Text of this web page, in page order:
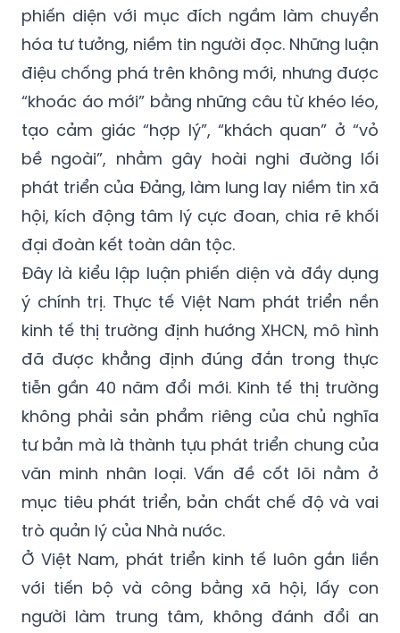
phiến diện với mục đích ngầm làm chuyển
hóa tư tưởng, niềm tin người đọc. Những luận
điệu chống phá trên không mới, nhưng được
“khoác áo mới” bằng những câu từ khéo léo,
tạo cảm giác “hợp lý”, “khách quan” ở “vỏ
bề ngoài”, nhằm gây hoài nghi đường lối
phát triển của Đảng, làm lung lay niềm tin xã
hội, kích động tâm lý cực đoan, chia rẽ khối
đại đoàn kết toàn dân tộc.
Đây là kiểu lập luận phiến diện và đầy dụng
ý chính trị. Thực tế Việt Nam phát triển nền
kinh tế thị trường định hướng XHCN, mô hình
đã được khẳng định đúng đắn trong thực
tiễn gần 40 năm đổi mới. Kinh tế thị trường
không phải sản phẩm riêng của chủ nghĩa
tư bản mà là thành tựu phát triển chung của
văn minh nhân loại. Vấn đề cốt lõi nằm ở
mục tiêu phát triển, bản chất chế độ và vai
trò quản lý của Nhà nước.
Ở Việt Nam, phát triển kinh tế luôn gắn liền
với tiến bộ và công bằng xã hội, lấy con
người làm trung tâm, không đánh đổi an